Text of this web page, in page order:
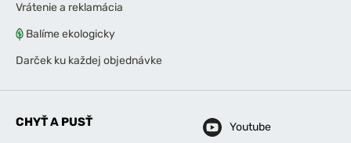
Vrátenie a reklamácia
Balíme ekologicky
Darček ku každej objednávke
CHYŤ A PUSŤ
Youtube